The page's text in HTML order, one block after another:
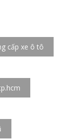
cấp xe ô tô